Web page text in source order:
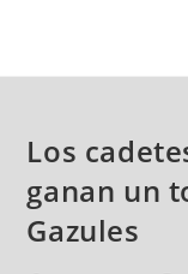
Los
ganan un
Gazules